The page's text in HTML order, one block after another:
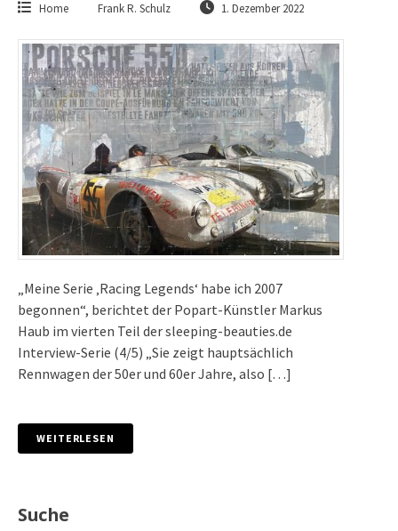
Home Frank R. Schulz 1. Dezember 2022
„Meine Serie ‚Racing Legends‘ habe ich 2007
begonnen“, berichtet der Popart-Künstler Markus
Haub im vierten Teil der sleeping-beauties.de
Interview-Serie (4/5) „Sie zeigt hauptsächlich
Rennwagen der 50er und 60er Jahre, also […]
WEITERLESEN
Suche